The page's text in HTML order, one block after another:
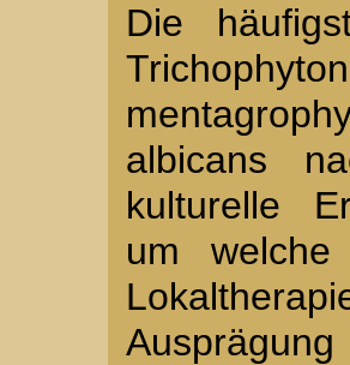
Die
albicans
kulturelle
um